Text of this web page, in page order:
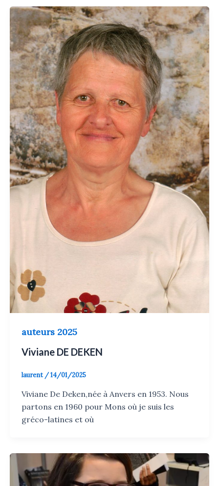
auteurs 2025
Viviane DE DEKEN
laurent /14/01/2025
Viviane De Deken,née à Anvers en 1953. Nous
partons en 1960 pour Mons où je suis les
gréco-latines et où